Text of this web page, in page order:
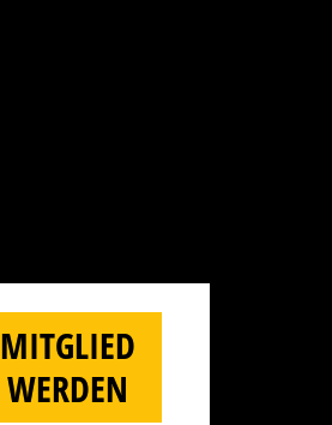
MITGLIED
WERDEN